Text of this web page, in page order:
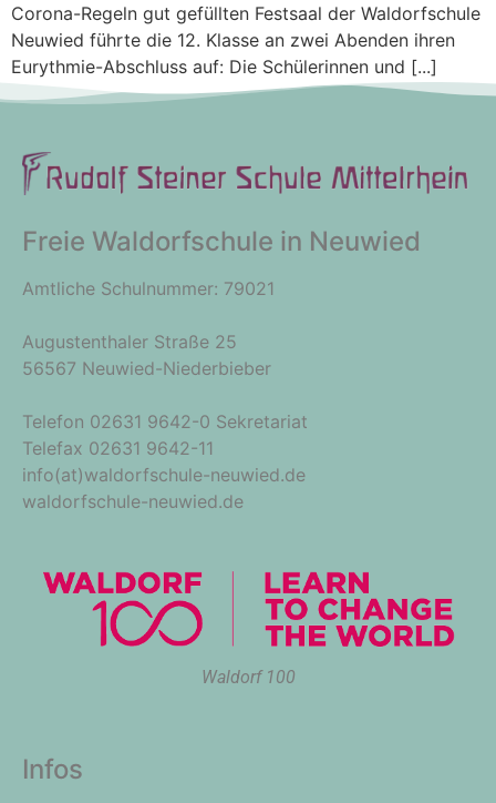
Corona-Regeln gut gefüllten Festsaal der Waldorfschule
Neuwied führte die 12. Klasse an zwei Abenden ihren
Eurythmie-Abschluss auf: Die Schülerinnen und [...]
Freie Waldorfschule in Neuwied
Amtliche Schulnummer: 79021
Augustenthaler Straße 25
56567 Neuwied-Niederbieber
Telefon 02631 9642-0 Sekretariat
Telefax 02631 9642-11
info(at)waldorfschule-neuwied.de
waldorfschule-neuwied.de
Waldorf 100
Infos